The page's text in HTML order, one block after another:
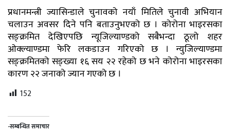
प्रधानमन्त्री ज्यासिन्डाले चुनावको नयाँ मितिले चुनावी अभियान
चलाउन अवसर दिने पनि बताउनुभएको छ । कोरोना भाइरसका
सङ्क्रमित देखिएपछि न्यूजिल्याण्डको सबैभन्दा ठूलो शहर
ओक्ल्याण्डमा फेरि लकडाउन गरिएको छ । न्युजिल्याण्डमा
सङ्क्रमितको सङ्ख्या १६ सय २२ रहेको छ भने कोरोना भाइरसका
कारण २२ जनाको ज्यान गएको छ ।
152
-सम्बन्धित समाचार